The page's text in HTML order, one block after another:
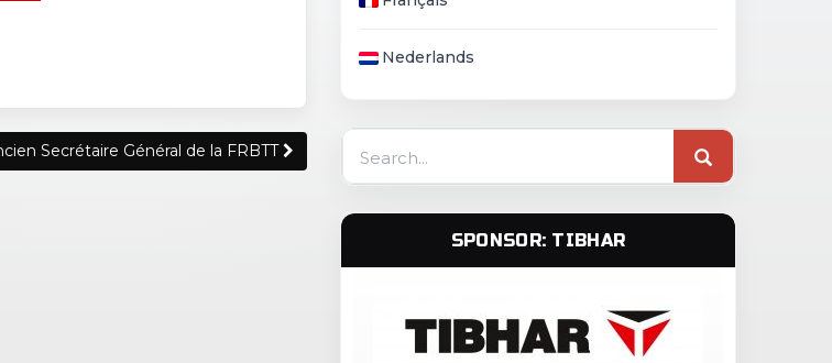
Secrétaire Général de la FRBTT
Nederlands
for:
SPONSOR: TIBHAR